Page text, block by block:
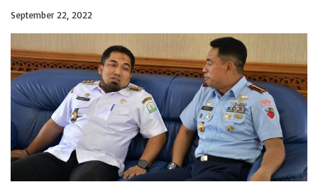
September 22, 2022